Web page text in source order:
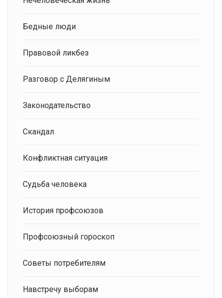
Бедные люди
Правовой ликбез
Разговор с Делягиным
Законодательство
Скандал
Конфликтная ситуация
Судьба человека
История профсоюзов
Профсоюзный гороскоп
Советы потребителям
Навстречу выборам